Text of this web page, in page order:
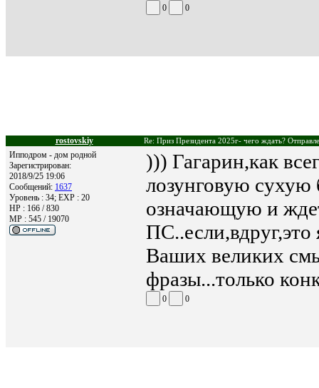
0 0
rostovskiy Re: Приз Президента 2025г- чего ждать?
Ипподром - дом родной
Зарегистрирован:
2018/9/25 19:06
Сообщений: 1637
Уровень : 34; EXP : 20
HP : 166 / 830
MP : 545 / 19070
))) Гагарин,как
лозунговую сухую
означающую и
Ваших великих
фразы...только
0 0